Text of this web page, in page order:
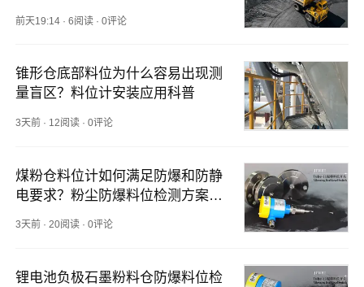
前天19:14 ·6阅读 ·0评论
锥形仓底部料位为什么容易出现测
量盲区？料位计安装应用科普
3天前 · 12阅读 ·0评论
煤粉仓料位计如何满足防爆和防静
电要求？粉尘防爆料位检测方案解
3天前 ·20阅读 ·0评论
锂电池负极石墨粉料仓防爆料位检